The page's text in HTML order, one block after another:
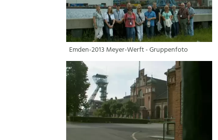
Emden-2013 Meyer-Werft - Gruppenfoto